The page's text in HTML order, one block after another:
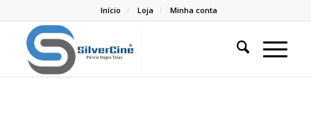
Início Loja Minha conta